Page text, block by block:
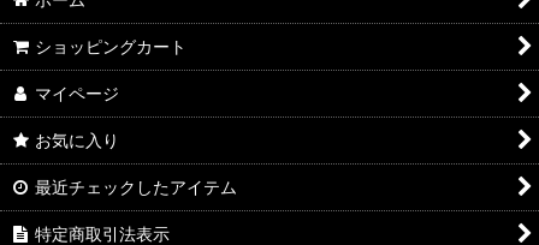
ショッピングカート
マイページ
お気に入り
最近チェックしたアイテム
特定商取引法表示